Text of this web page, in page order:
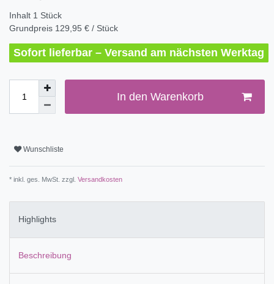
Inhalt 1 Stück
Grundpreis 129,95 € / Stück
Sofort lieferbar – Versand am nächsten Werktag
In den Warenkorb
Wunschliste
* inkl. ges. MwSt. zzgl. Versandkosten
Highlights
Beschreibung